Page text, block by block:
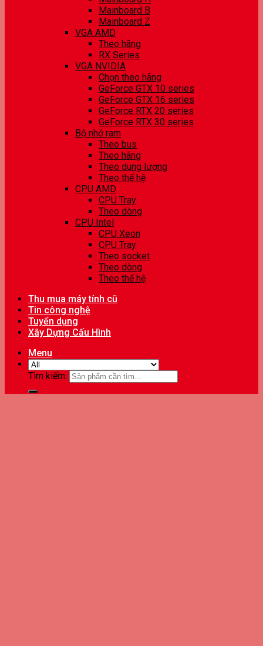
Mainboard B
Mainboard Z
VGA AMD
Theo hãng
RX Series
VGA NVIDIA
Chọn theo hãng
GeForce GTX 10 series
GeForce GTX 16 series
GeForce RTX 20 series
GeForce RTX 30 series
Bộ nhớ ram
Theo bus
Theo hãng
Theo dung lượng
Theo thế hệ
CPU AMD
CPU Tray
Theo dòng
CPU Intel
CPU Xeon
CPU Tray
Theo socket
Theo dòng
Theo thế hệ
Thu mua máy tính cũ
Tin công nghệ
Tuyển dụng
Xây Dựng Cấu Hình
Menu
Tìm kiếm: